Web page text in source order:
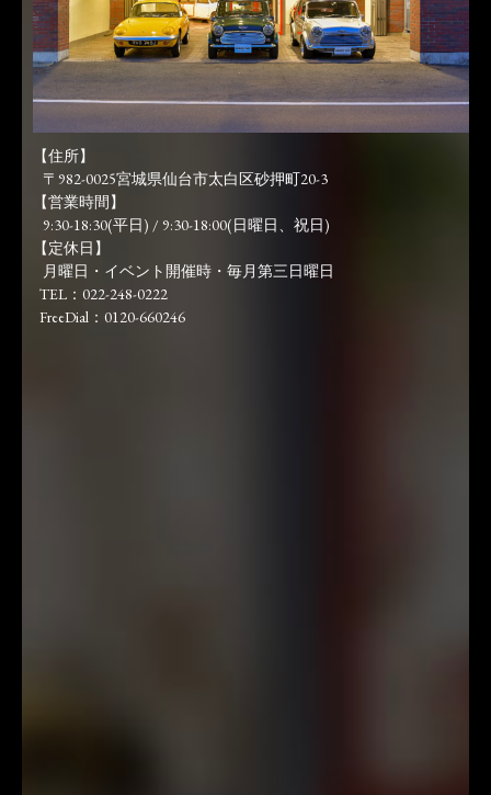
【住所】
〒982-0025宮城県仙台市太白区砂押町20-3
【営業時間】
9:30-18:30(平日) / 9:30-18:00(日曜日、祝日)
【定休日】
月曜日・イベント開催時・毎月第三日曜日
TEL：022-248-0222
FreeDial：0120-660246